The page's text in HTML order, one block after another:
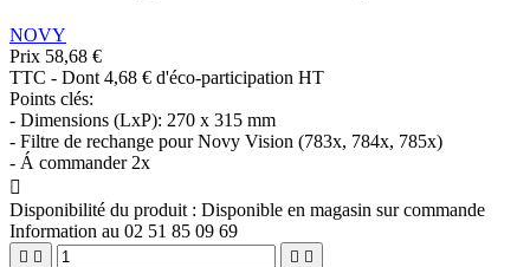
NOVY
Prix 58,68 €
TTC - Dont 4,68 € d'éco-participation HT
Points clés:
- Dimensions (LxP): 270 x 315 mm
- Filtre de rechange pour Novy Vision (783x, 784x, 785x)
- Á commander 2x

Disponibilité du produit : Disponible en magasin sur commande
Information au 02 51 85 09 69
   